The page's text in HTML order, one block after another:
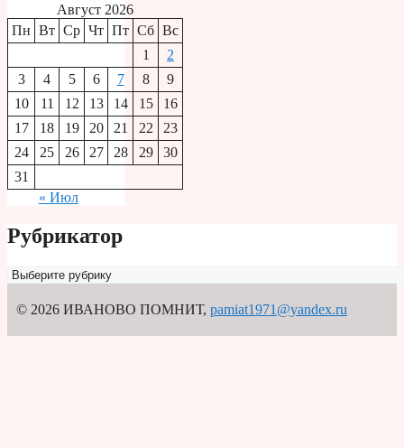
Август 2026
Пн Вт Ср Чт Пт Сб Вс
1
2
3
4 5 6 7 8
9
10
11 12 13 14 15
16
17
18 19 20 21 22
23
24
25 26 27 28 29
30
31
« Июл
Рубрикатор
Рубрикатор
© 2026 ИВАНОВО ПОМНИТ, pamiat1971@yandex.ru